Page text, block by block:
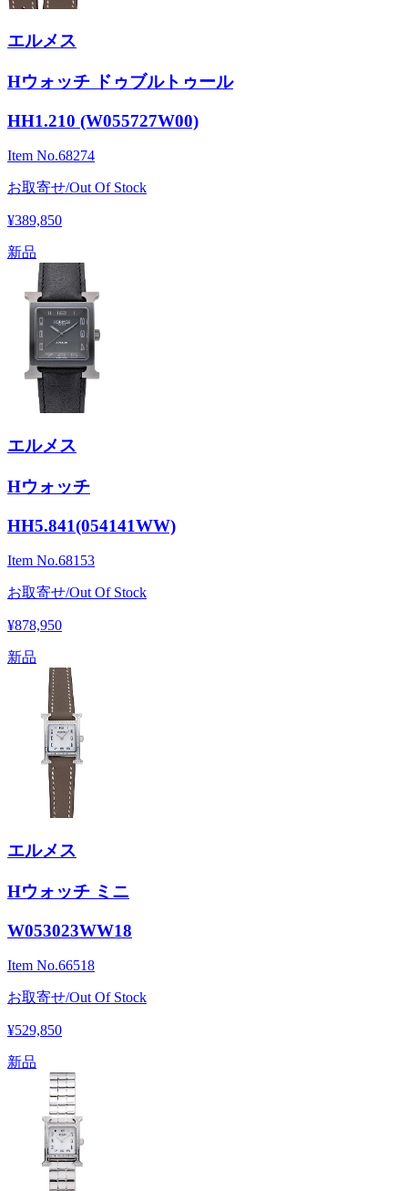
エルメス
Hウォッチ ドゥブルトゥール
HH1.210 (W055727W00)
Item No.68274
お取寄せ/Out Of Stock
¥389,850
新品
エルメス
Hウォッチ
HH5.841(054141WW)
Item No.68153
お取寄せ/Out Of Stock
¥878,950
新品
エルメス
Hウォッチ ミニ
W053023WW18
Item No.66518
お取寄せ/Out Of Stock
¥529,850
新品